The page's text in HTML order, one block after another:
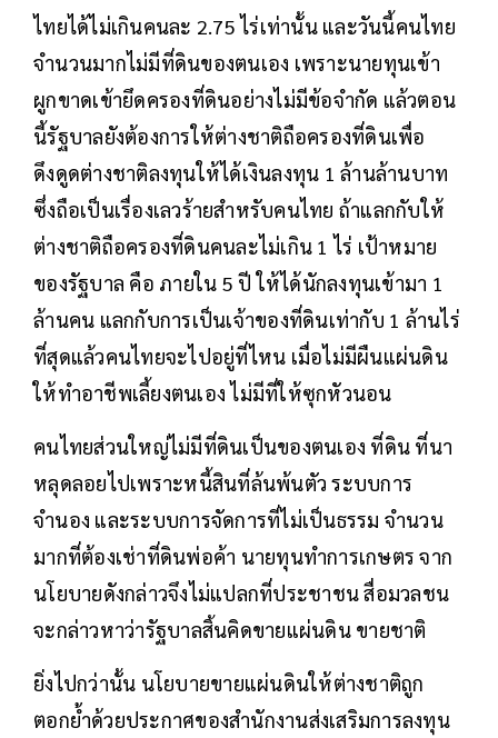
ไทยได้ไม่เกินคนละ 2.75 ไร่เท่านั้น และวันนี้คนไทย
จำนวนมากไม่มีที่ดินของตนเอง เพราะนายทุนเข้า
ผูกขาดเข้ายึดครองที่ดินอย่างไม่มีข้อจำกัด แล้วตอน
นี้รัฐบาลยังต้องการให้ต่างชาติถือครองที่ดินเพื่อ
ดึงดูดต่างชาติลงทุนให้ได้เงินลงทุน 1 ล้านล้านบาท
ซึ่งถือเป็นเรื่องเลวร้ายสำหรับคนไทย ถ้าแลกกับให้
ต่างชาติถือครองที่ดินคนละไม่เกิน 1 ไร่ เป้าหมาย
ของรัฐบาล คือ ภายใน 5 ปี ให้ได้นักลงทุนเข้ามา 1
ล้านคน แลกกับการเป็นเจ้าของที่ดินเท่ากับ 1 ล้านไร่
ที่สุดแล้วคนไทยจะไปอยู่ที่ไหน เมื่อไม่มีผืนแผ่นดิน
ให้ทำอาชีพเลี้ยงตนเอง ไม่มีที่ให้ซุกหัวนอน
คนไทยส่วนใหญ่ไม่มีที่ดินเป็นของตนเอง ที่ดิน ที่นา
หลุดลอยไปเพราะหนี้สินที่ล้นพ้นตัว ระบบการ
จำนอง และระบบการจัดการที่ไม่เป็นธรรม จำนวน
มากที่ต้องเช่าที่ดินพ่อค้า นายทุนทำการเกษตร จาก
นโยบายดังกล่าวจึงไม่แปลกที่ประชาชน สื่อมวลชน
จะกล่าวหาว่ารัฐบาลสิ้นคิดขายแผ่นดิน ขายชาติ
ยิ่งไปกว่านั้น นโยบายขายแผ่นดินให้ต่างชาติถูก
ตอกย้ำด้วยประกาศของสำนักงานส่งเสริมการลงทุน